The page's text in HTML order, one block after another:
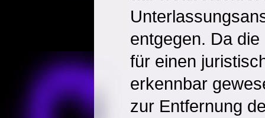
entgegen. Da
für einen
erkennbar
zur Entfernung